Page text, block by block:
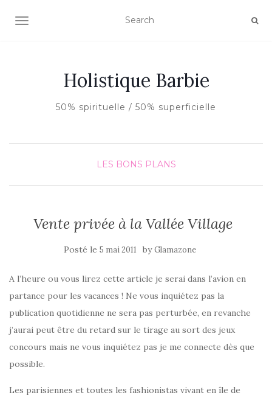
AFFICHER/MASQUER LA NAVIGATION
Holistique Barbie
50% spirituelle / 50% superficielle
LES BONS PLANS
Vente privée à la Vallée Village
Posté le 5 mai 2011 byGlamazone
A l’heure ou vous lirez cette article je serai dans l’avion en
partance pour les vacances ! Ne vous inquiétez pas la
publication quotidienne ne sera pas perturbée, en revanche
j’aurai peut être du retard sur le tirage au sort des jeux
concours mais ne vous inquiétez pas je me connecte dès que
possible.
Les parisiennes et toutes les fashionistas vivant en île de